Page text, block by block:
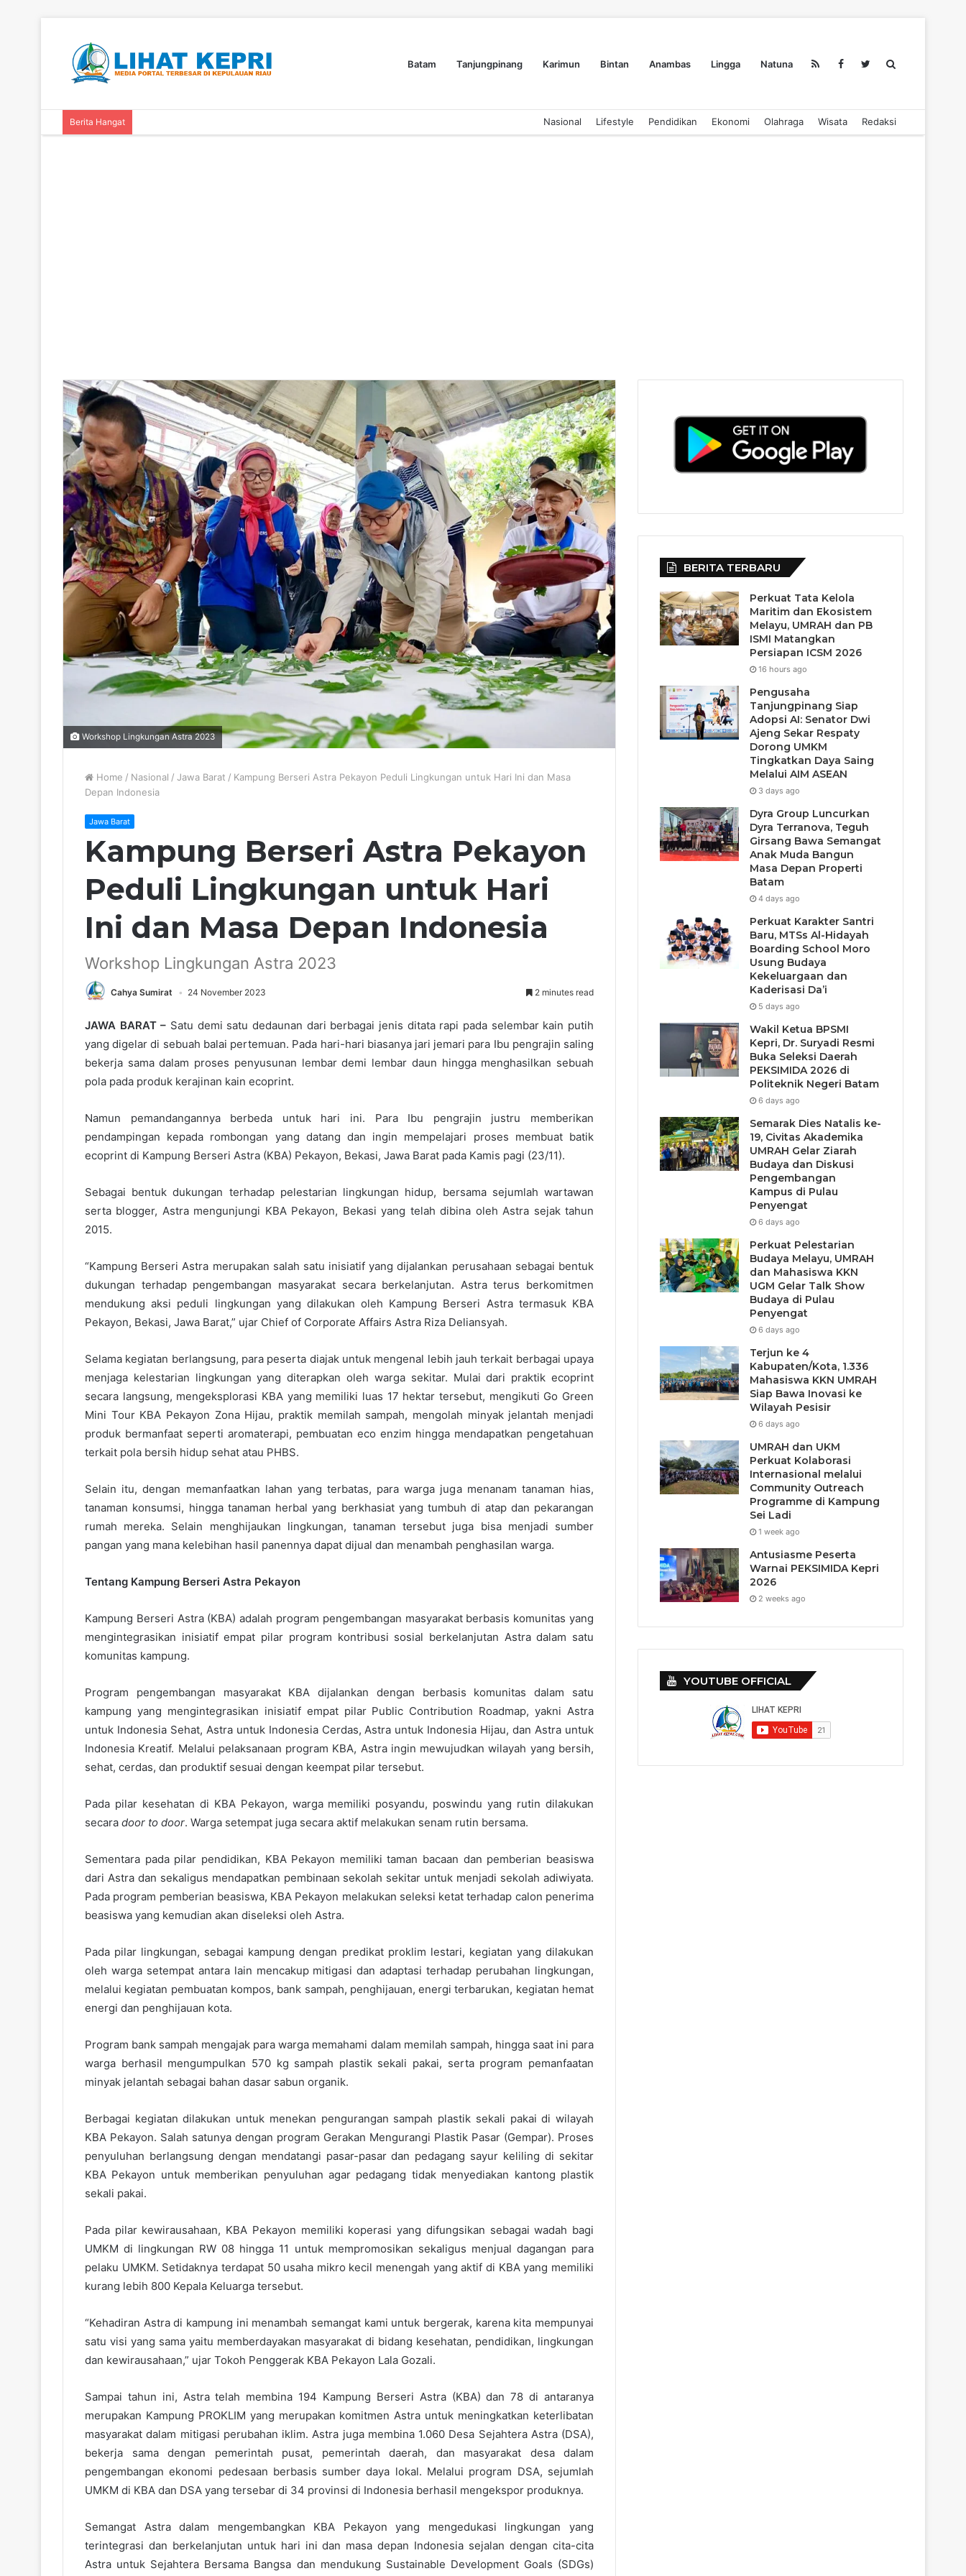
Batam Tanjungpinang Karimun Bintan Anambas Lingga Natuna
Berita Hangat Nasional Lifestyle Pendidikan Ekonomi Olahraga Wisata Redaksi
Workshop Lingkungan Astra 2023
Home / Nasional / Jawa Barat / Kampung Berseri Astra Pekayon Peduli Lingkungan untuk Hari Ini dan Masa
Depan Indonesia
Jawa Barat
Kampung Berseri Astra Pekayon
Peduli Lingkungan untuk Hari
Ini dan Masa Depan Indonesia
Workshop Lingkungan Astra 2023
Cahya Sumirat 24 November 2023 2 minutes read
JAWA BARAT – Satu demi satu dedaunan dari berbagai jenis ditata rapi pada selembar kain putih
yang digelar di sebuah balai pertemuan. Pada hari-hari biasanya jari jemari para Ibu pengrajin saling
bekerja sama dalam proses penyusunan lembar demi lembar daun hingga menghasilkan sebuah
pola pada produk kerajinan kain ecoprint.
Namun pemandangannya berbeda untuk hari ini. Para Ibu pengrajin justru memberikan
pendampingan kepada rombongan yang datang dan ingin mempelajari proses membuat batik
ecoprint di Kampung Berseri Astra (KBA) Pekayon, Bekasi, Jawa Barat pada Kamis pagi (23/11).
Sebagai bentuk dukungan terhadap pelestarian lingkungan hidup, bersama sejumlah wartawan
serta blogger, Astra mengunjungi KBA Pekayon, Bekasi yang telah dibina oleh Astra sejak tahun
2015.
“Kampung Berseri Astra merupakan salah satu inisiatif yang dijalankan perusahaan sebagai bentuk
dukungan terhadap pengembangan masyarakat secara berkelanjutan. Astra terus berkomitmen
mendukung aksi peduli lingkungan yang dilakukan oleh Kampung Berseri Astra termasuk KBA
Pekayon, Bekasi, Jawa Barat,” ujar Chief of Corporate Affairs Astra Riza Deliansyah.
Selama kegiatan berlangsung, para peserta diajak untuk mengenal lebih jauh terkait berbagai upaya
menjaga kelestarian lingkungan yang diterapkan oleh warga sekitar. Mulai dari praktik ecoprint
secara langsung, mengeksplorasi KBA yang memiliki luas 17 hektar tersebut, mengikuti Go Green
Mini Tour KBA Pekayon Zona Hijau, praktik memilah sampah, mengolah minyak jelantah menjadi
produk bermanfaat seperti aromaterapi, pembuatan eco enzim hingga mendapatkan pengetahuan
terkait pola bersih hidup sehat atau PHBS.
Selain itu, dengan memanfaatkan lahan yang terbatas, para warga juga menanam tanaman hias,
tanaman konsumsi, hingga tanaman herbal yang berkhasiat yang tumbuh di atap dan pekarangan
rumah mereka. Selain menghijaukan lingkungan, tanaman tersebut juga bisa menjadi sumber
pangan yang mana kelebihan hasil panennya dapat dijual dan menambah penghasilan warga.
Tentang Kampung Berseri Astra Pekayon
Kampung Berseri Astra (KBA) adalah program pengembangan masyarakat berbasis komunitas yang
mengintegrasikan inisiatif empat pilar program kontribusi sosial berkelanjutan Astra dalam satu
komunitas kampung.
Program pengembangan masyarakat KBA dijalankan dengan berbasis komunitas dalam satu
kampung yang mengintegrasikan inisiatif empat pilar Public Contribution Roadmap, yakni Astra
untuk Indonesia Sehat, Astra untuk Indonesia Cerdas, Astra untuk Indonesia Hijau, dan Astra untuk
Indonesia Kreatif. Melalui pelaksanaan program KBA, Astra ingin mewujudkan wilayah yang bersih,
sehat, cerdas, dan produktif sesuai dengan keempat pilar tersebut.
Pada pilar kesehatan di KBA Pekayon, warga memiliki posyandu, poswindu yang rutin dilakukan
secara door to door. Warga setempat juga secara aktif melakukan senam rutin bersama.
Sementara pada pilar pendidikan, KBA Pekayon memiliki taman bacaan dan pemberian beasiswa
dari Astra dan sekaligus mendapatkan pembinaan sekolah sekitar untuk menjadi sekolah adiwiyata.
Pada program pemberian beasiswa, KBA Pekayon melakukan seleksi ketat terhadap calon penerima
beasiswa yang kemudian akan diseleksi oleh Astra.
Pada pilar lingkungan, sebagai kampung dengan predikat proklim lestari, kegiatan yang dilakukan
oleh warga setempat antara lain mencakup mitigasi dan adaptasi terhadap perubahan lingkungan,
melalui kegiatan pembuatan kompos, bank sampah, penghijauan, energi terbarukan, kegiatan hemat
energi dan penghijauan kota.
Program bank sampah mengajak para warga memahami dalam memilah sampah, hingga saat ini para
warga berhasil mengumpulkan 570 kg sampah plastik sekali pakai, serta program pemanfaatan
minyak jelantah sebagai bahan dasar sabun organik.
Berbagai kegiatan dilakukan untuk menekan pengurangan sampah plastik sekali pakai di wilayah
KBA Pekayon. Salah satunya dengan program Gerakan Mengurangi Plastik Pasar (Gempar). Proses
penyuluhan berlangsung dengan mendatangi pasar-pasar dan pedagang sayur keliling di sekitar
KBA Pekayon untuk memberikan penyuluhan agar pedagang tidak menyediakan kantong plastik
sekali pakai.
Pada pilar kewirausahaan, KBA Pekayon memiliki koperasi yang difungsikan sebagai wadah bagi
UMKM di lingkungan RW 08 hingga 11 untuk mempromosikan sekaligus menjual dagangan para
pelaku UMKM. Setidaknya terdapat 50 usaha mikro kecil menengah yang aktif di KBA yang memiliki
kurang lebih 800 Kepala Keluarga tersebut.
“Kehadiran Astra di kampung ini menambah semangat kami untuk bergerak, karena kita mempunyai
satu visi yang sama yaitu memberdayakan masyarakat di bidang kesehatan, pendidikan, lingkungan
dan kewirausahaan,” ujar Tokoh Penggerak KBA Pekayon Lala Gozali.
Sampai tahun ini, Astra telah membina 194 Kampung Berseri Astra (KBA) dan 78 di antaranya
merupakan Kampung PROKLIM yang merupakan komitmen Astra untuk meningkatkan keterlibatan
masyarakat dalam mitigasi perubahan iklim. Astra juga membina 1.060 Desa Sejahtera Astra (DSA),
bekerja sama dengan pemerintah pusat, pemerintah daerah, dan masyarakat desa dalam
pengembangan ekonomi pedesaan berbasis sumber daya lokal. Melalui program DSA, sejumlah
UMKM di KBA dan DSA yang tersebar di 34 provinsi di Indonesia berhasil mengekspor produknya.
Semangat Astra dalam mengembangkan KBA Pekayon yang mengedukasi lingkungan yang
terintegrasi dan berkelanjutan untuk hari ini dan masa depan Indonesia sejalan dengan cita-cita
Astra untuk Sejahtera Bersama Bangsa dan mendukung Sustainable Development Goals (SDGs)
BERITA TERBARU
Perkuat Tata Kelola
Maritim dan Ekosistem
Melayu, UMRAH dan PB
ISMI Matangkan
Persiapan ICSM 2026
16 hours ago
Pengusaha
Tanjungpinang Siap
Adopsi AI: Senator Dwi
Ajeng Sekar Respaty
Dorong UMKM
Tingkatkan Daya Saing
Melalui AIM ASEAN
3 days ago
Dyra Group Luncurkan
Dyra Terranova, Teguh
Girsang Bawa Semangat
Anak Muda Bangun
Masa Depan Properti
Batam
4 days ago
Perkuat Karakter Santri
Baru, MTSs Al-Hidayah
Boarding School Moro
Usung Budaya
Kekeluargaan dan
Kaderisasi Da’i
5 days ago
Wakil Ketua BPSMI
Kepri, Dr. Suryadi Resmi
Buka Seleksi Daerah
PEKSIMIDA 2026 di
Politeknik Negeri Batam
6 days ago
Semarak Dies Natalis ke-
19, Civitas Akademika
UMRAH Gelar Ziarah
Budaya dan Diskusi
Pengembangan
Kampus di Pulau
Penyengat
6 days ago
Perkuat Pelestarian
Budaya Melayu, UMRAH
dan Mahasiswa KKN
UGM Gelar Talk Show
Budaya di Pulau
Penyengat
6 days ago
Terjun ke 4
Kabupaten/Kota, 1.336
Mahasiswa KKN UMRAH
Siap Bawa Inovasi ke
Wilayah Pesisir
6 days ago
UMRAH dan UKM
Perkuat Kolaborasi
Internasional melalui
Community Outreach
Programme di Kampung
Sei Ladi
1 week ago
Antusiasme Peserta
Warnai PEKSIMIDA Kepri
2026
2 weeks ago
YOUTUBE OFFICIAL